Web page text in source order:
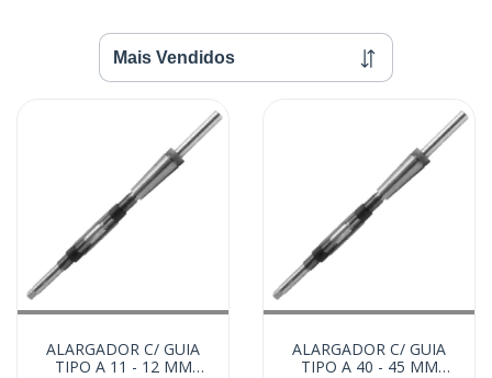
ALARGADOR C/ GUIA
TIPO A 11 - 12 MM
ALARGADOR C/ GUIA
TIPO A 40 - 45 MM